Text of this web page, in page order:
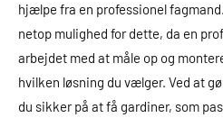
hjælpe fra en professionel
netop mulighed for dette, da en
arbejdet med at måle op og
hvilken løsning du vælger. Ved at
du sikker på at få gardiner, som